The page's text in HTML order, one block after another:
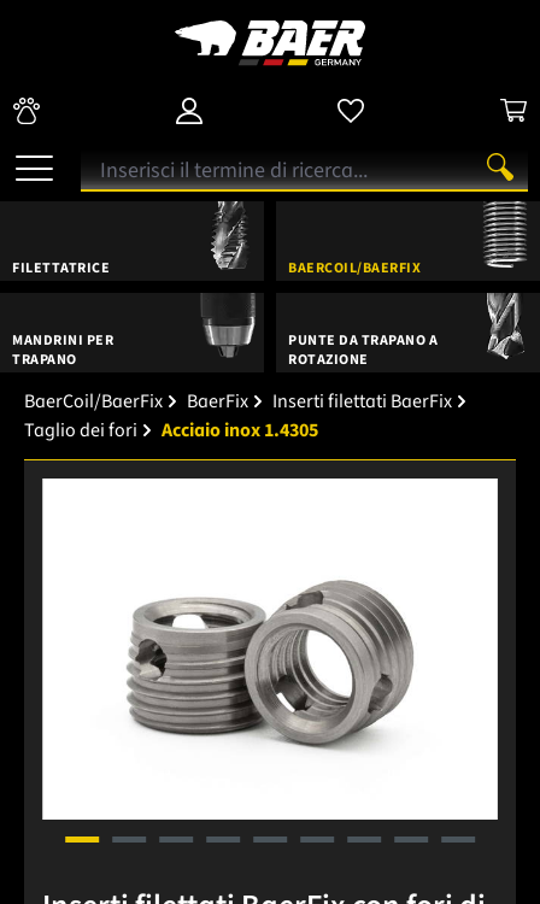
FILETTATRICE BAERCOIL/BAERFIX
MANDRINI PER
TRAPANO
PUNTE DA TRAPANO A
ROTAZIONE
BaerCoil/BaerFix BaerFix
Inserti filettati BaerFix
Taglio dei fori
Acciaio inox 1.4305